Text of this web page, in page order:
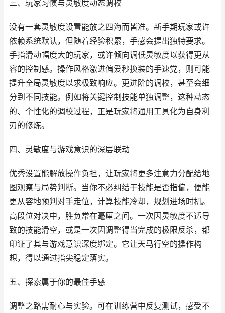
三、玩家习惯与灵敏度动态调校
没有一套灵敏度设置能放之四海而皆准。新手期玩家或许
依赖系统默认，但随着经验积累，手感会提出独特要求。
手指滑动幅度大的玩家，或许倾向调低灵敏度以获得更从
容的控制感。操作风格激进偏爱秒换装的手速党，则可能
提升全局灵敏度以求极致响应。更进阶的调校，甚至会细
分到不同技能。例如将关键控制技能单独调整，这种动态
的、个性化的调校过程，正是玩家将通用工具化为自身利
刃的修炼。
四、灵敏度与游戏意识的深层联动
优秀设置能解放操作负担，让玩家将更多注意力分配给地
图观察与局势判断。当你不必纠结于技能是否指偏，便能
更从容地预判对手走位，计算技能冷却，规划进场时机。
高段位对决中，胜负常在毫厘之间。一次因灵敏度不适导
致的技能滑空，或是一次因调整得当完成的极限反杀，都
印证了其与游戏意识深度绑定。它让天马行空的操作构
想，得以通过指尖稳定落实。
五、探索属于你的最佳手感
调整之路需耐心与实验。可在训练营中反复测试，感受不